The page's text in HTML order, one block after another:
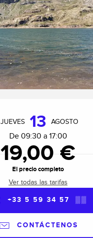
JUEVES 13 AGOSTO
De 09:30 a 17:00
19,00 €
El precio completo
Ver todas las tarifas
+33 5 59 34 57 ▒▒
CONTÁCTENOS